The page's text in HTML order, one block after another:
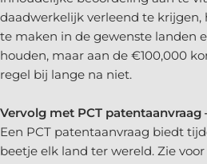
daadwerkelijk verleend te
te maken in de gewenste landen
houden, maar aan de €100,000
regel bij lange na niet.
Vervolg met PCT patentaanvraag
Een PCT patentaanvraag biedt
beetje elk land ter wereld. Zie